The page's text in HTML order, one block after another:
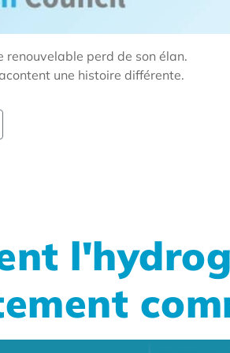
renouvelable perd de son élan.
une histoire différente.